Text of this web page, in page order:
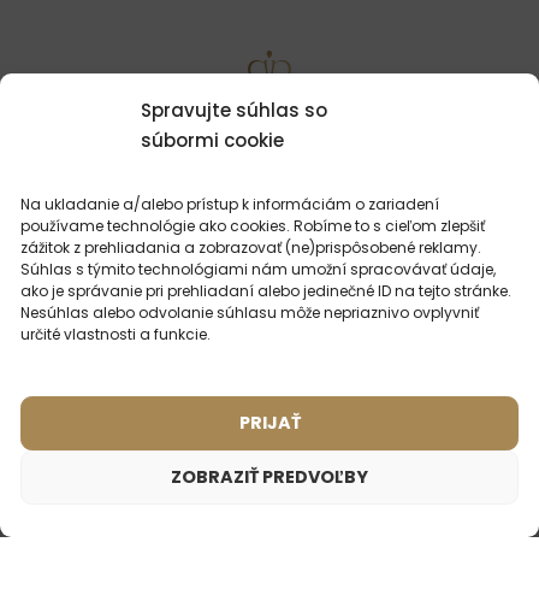
Spravujte súhlas so
súbormi cookie
Na ukladanie a/alebo prístup k informáciám o zariadení
používame technológie ako cookies. Robíme to s cieľom zlepšiť
zážitok z prehliadania a zobrazovať (ne)prispôsobené reklamy.
Súhlas s týmito technológiami nám umožní spracovávať údaje,
ako je správanie pri prehliadaní alebo jedinečné ID na tejto stránke.
Nesúhlas alebo odvolanie súhlasu môže nepriaznivo ovplyvniť
určité vlastnosti a funkcie.
PRIJAŤ
ZOBRAZIŤ PREDVOĽBY
MOHLO BY VÁSZAUJÍMAŤ
Dámsky parfém – 511 (50ml)
Pánsky parfém – 602 (50ml)